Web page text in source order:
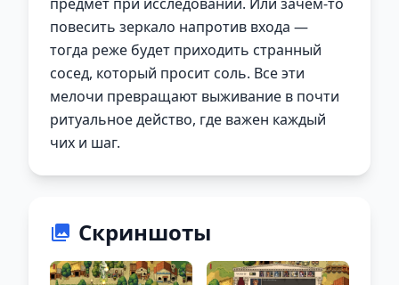
повесить зеркало напротив входа —
тогда реже будет приходить странный
сосед, который просит соль. Все эти
мелочи превращают выживание в почти
ритуальное действо, где важен каждый
чих и шаг.
Скриншоты